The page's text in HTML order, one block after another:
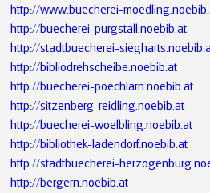
http://www.buecherei-
http://buecherei-purgstall.noebib.at
http://stadtbuecherei-
http://bibliodrehscheibe.noebib.at
http://buecherei-poechlarn.noebib.at
http://sitzenberg-reidling.noebib.at
http://buecherei-woelbling.noebib.at
http://bibliothek-ladendorf.noebib.at
http://stadtbuecherei-
http://bergern.noebib.at